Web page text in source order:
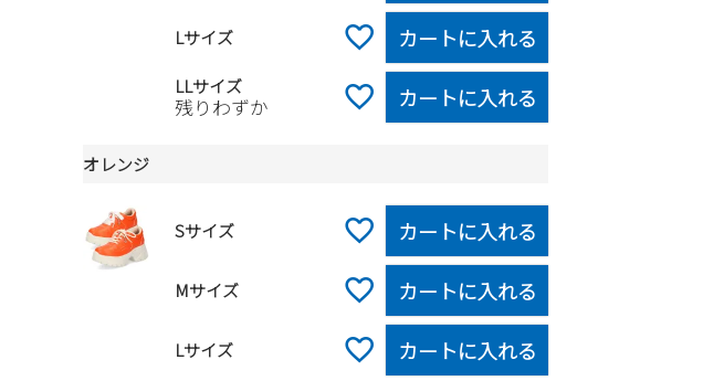
Lサイズ カートに入れる
LLサイズ
残りわずか カートに入れる
オレンジ
Sサイズ カートに入れる
Mサイズ カートに入れる
Lサイズ カートに入れる